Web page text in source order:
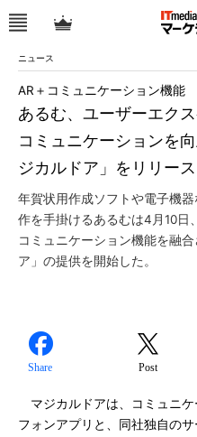
ニュース
あるむ、ユーザーエク
コミュニケーションを
ジカルドア」をリリース
AR＋コミュニケーション機能
年賀状用作成ソフトや電子機
作を手掛けるあるむは4月10日
コミュニケーション機能を融
ア」の提供を開始した。
Share Post
マジカルドアは、コミュニケ
フォンアプリと、同社独自の